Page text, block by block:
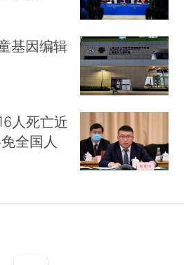
基因编辑
人死亡近
全国人